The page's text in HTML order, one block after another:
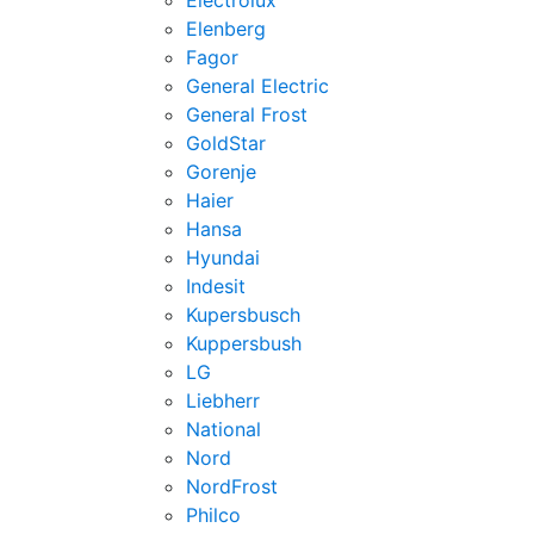
Elenberg
Fagor
General Electric
General Frost
GoldStar
Gorenje
Haier
Hansa
Hyundai
Indesit
Kupersbusch
Kuppersbush
LG
Liebherr
National
Nord
NordFrost
Philco